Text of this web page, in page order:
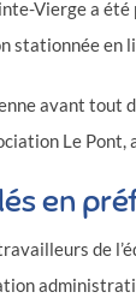
Vierge a été
stationnée en
avant tout
Le
en
de